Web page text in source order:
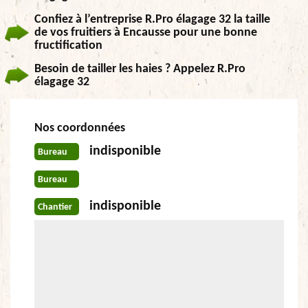
Confiez à l’entreprise R.Pro élagage 32 la taille
de vos fruitiers à Encausse pour une bonne
fructification
Besoin de tailler les haies ? Appelez R.Pro
élagage 32
Nos coordonnées
Bureau indisponible
Bureau
Chantier indisponible